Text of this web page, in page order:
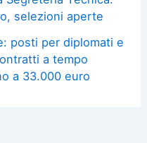
selezioni aperte
posti per diplomati e
a tempo
a 33.000 euro